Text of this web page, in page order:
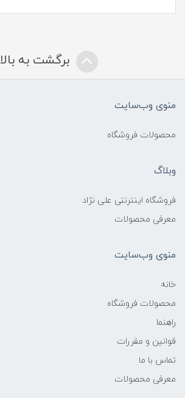
برگشت به بالا
منوی وب‌سایت
محصولات فروشگاه
وبلاگ
فروشگاه اینترنتی علی نژاد
معرفی محصولات
منوی وب‌سایت
خانه
محصولات فروشگاه
راهنما
قوانین و مقررات
تماس با ما
معرفی محصولات